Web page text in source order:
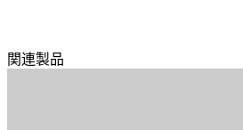
関連製品